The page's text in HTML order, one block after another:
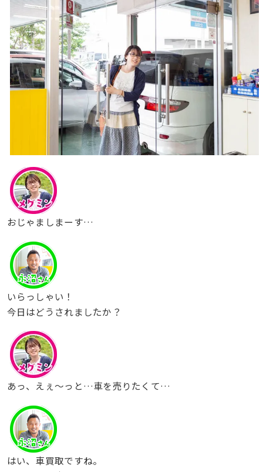
おじゃましまーす…
いらっしゃい！
今日はどうされましたか？
あっ、えぇ〜っと…車を売りたくて…
はい、車買取ですね。